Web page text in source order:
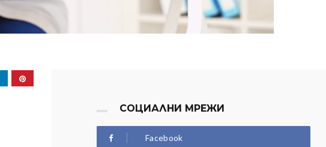
СОЦИАЛНИ МРЕЖИ
Facebook